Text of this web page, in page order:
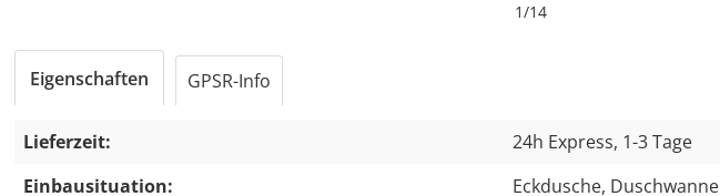
1/14
Eigenschaften GPSR-Info
Lieferzeit:
24h Express, 1-3 Tage
Einbausituation:
Eckdusche, Duschwanne